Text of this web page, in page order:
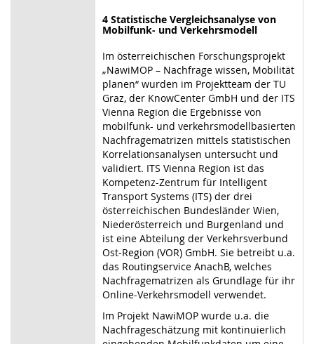
4 Statistische Vergleichsanalyse von
Mobilfunk- und Verkehrsmodell
Im österreichischen Forschungsprojekt
„NawiMOP – Nachfrage wissen, Mobilität
planen“ wurden im Projektteam der TU
Graz, der KnowCenter GmbH und der ITS
Vienna Region die Ergebnisse von
mobilfunk- und verkehrsmodellbasierten
Nachfragematrizen mittels statistischen
Korrelationsanalysen untersucht und
validiert. ITS Vienna Region ist das
Kompetenz-Zentrum für Intelligent
Transport Systems (ITS) der drei
österreichischen Bundesländer Wien,
Niederösterreich und Burgenland und
ist eine Abteilung der Verkehrsverbund
Ost-Region (VOR) GmbH. Sie betreibt u.a.
das Routingservice AnachB, welches
Nachfragematrizen als Grundlage für ihr
Online-Verkehrsmodell verwendet.
Im Projekt NawiMOP wurde u.a. die
Nachfrageschätzung mit kontinuierlich